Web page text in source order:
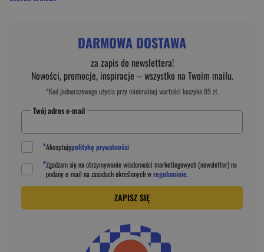
DARMOWA DOSTAWA
za zapis do newslettera!
Nowości, promocje, inspiracje – wszystko na Twoim mailu.
*Kod jednorazowego użycia przy minimalnej wartości koszyka 89 zł.
Twój adres e-mail
*Akceptujępolitykę prywatności
*Zgadzam się na otrzymywanie wiadomości marketingowych (newsletter) na
podanye-mail na zasadach określonych wregulaminie.
ZAPISZ SIĘ